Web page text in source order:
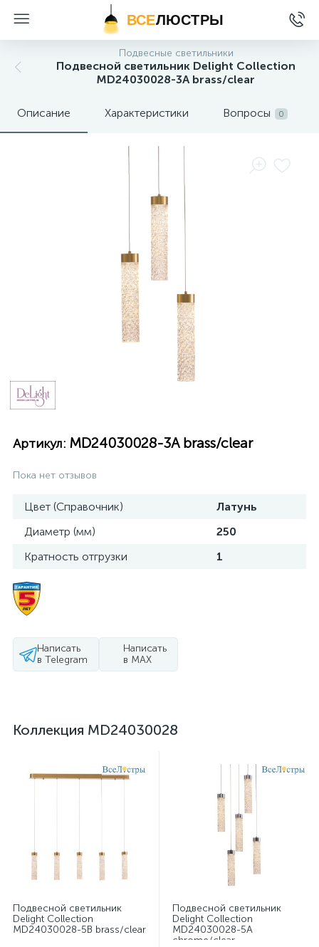
ВСЕЛЮСТРЫ
Подвесные светильники
Подвесной светильник Delight Collection
MD24030028-3A brass/clear
Описание Характеристики Вопросы 0
Артикул: MD24030028-3A brass/clear
Пока нет отзывов
Цвет (Справочник)
Латунь
Диаметр (мм)
250
Кратность отгрузки
1
Написать
в Telegram
Написать
в MAX
Коллекция MD24030028
Подвесной светильник
Delight Collection
MD24030028-5B brass/clear
Подвесной светильник
Delight Collection
MD24030028-5A
chrome/clear